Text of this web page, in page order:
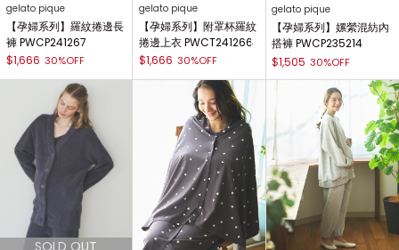
gelato pique
【孕婦系列】羅紋捲邊長
褲 PWCP241267
$1,666 30%OFF
gelato pique
【孕婦系列】附罩杯羅紋
捲邊上衣 PWCT241266
$1,666 30%OFF
gelato pique
【孕婦系列】嫘縈混紡內
搭褲 PWCP235214
$1,505 30%OFF